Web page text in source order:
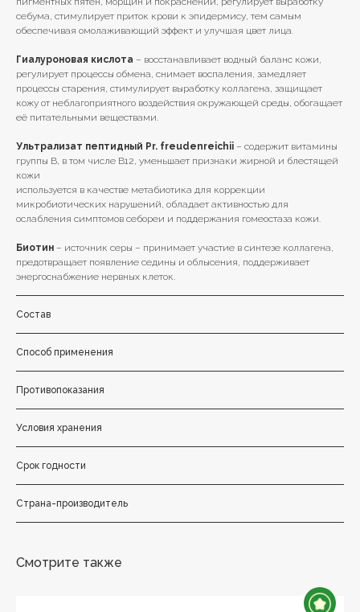
себума, стимулирует приток крови к эпидермису, тем самым
обеспечивая омолаживающий эффект и улучшая цвет лица.
Гиалуроновая кислота – восстанавливает водный баланс кожи,
регулирует процессы обмена, снимает воспаления, замедляет
процессы старения, стимулирует выработку коллагена, защищает
кожу от неблагоприятного воздействия окружающей среды, обогащает
её питательными веществами.
Ультрализат пептидный Pr. freudenreichii – содержит витамины
группы B, в том числе B12, уменьшает признаки жирной и блестящей
кожи
используется в качестве метабиотика для коррекции
микробиотических нарушений, обладает активностью для
ослабления симптомов себореи и поддержания гомеостаза кожи.
Биотин – источник серы – принимает участие в синтезе коллагена,
предотвращает появление седины и облысения, поддерживает
энергоснабжение нервных клеток.
Состав
Способ применения
Противопоказания
Условия хранения
Срок годности
Страна-производитель
Смотрите также